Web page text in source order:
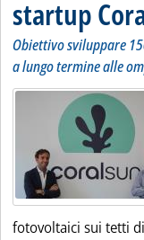
startup
Obiettivo sviluppare
a lungo termine alle
fotovoltaici sui tetti